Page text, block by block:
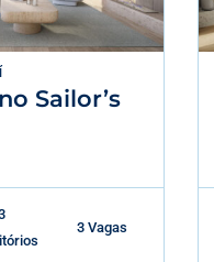
Sailor’s
3 Vagas